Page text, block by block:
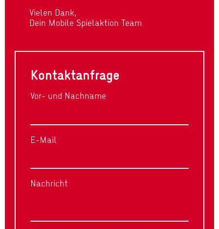
Vielen Dank,
Dein Mobile Spielaktion Team
Kontaktanfrage
Vor- und Nachname
E-Mail
Nachricht